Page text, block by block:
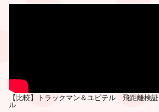
【比較】トラックマン＆ユピテル 飛距離検証
ル